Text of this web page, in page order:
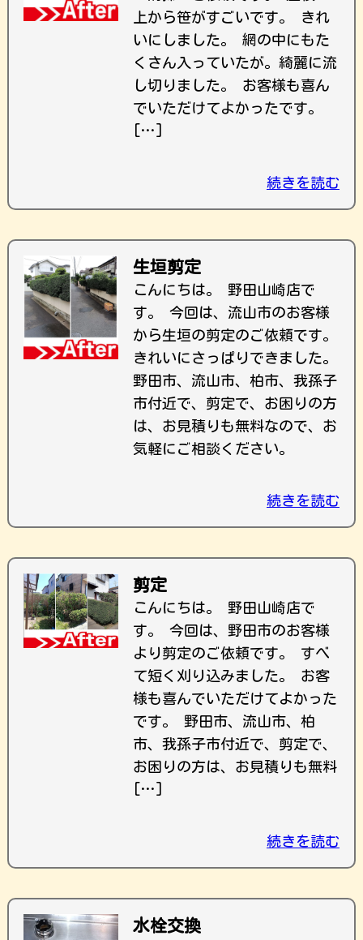
上から笹がすごいです。 きれ
いにしました。 網の中にもた
くさん入っていたが。綺麗に流
し切りました。 お客様も喜ん
でいただけてよかったです。
[…]
続きを読む
生垣剪定
こんにちは。 野田山崎店で
す。 今回は、流山市のお客様
から生垣の剪定のご依頼です。
きれいにさっぱりできました。
野田市、流山市、柏市、我孫子
市付近で、剪定で、お困りの方
は、お見積りも無料なので、お
気軽にご相談ください。
続きを読む
剪定
こんにちは。 野田山崎店で
す。 今回は、野田市のお客様
より剪定のご依頼です。 すべ
て短く刈り込みました。 お客
様も喜んでいただけてよかった
です。 野田市、流山市、柏
市、我孫子市付近で、剪定で、
お困りの方は、お見積りも無料
[…]
続きを読む
水栓交換